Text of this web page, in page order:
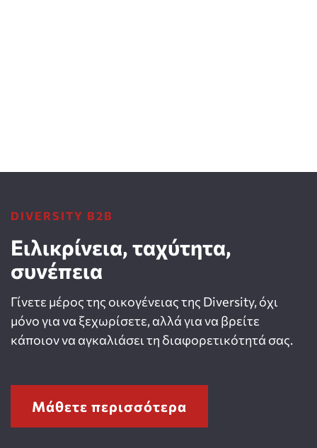
DIVERSITY B2B
Ειλικρίνεια, ταχύτητα,
συνέπεια
Γίνετε μέρος της οικογένειας της Diversity, όχι
μόνο για να ξεχωρίσετε, αλλά για να βρείτε
κάποιον να αγκαλιάσει τη διαφορετικότητά σας.
Μάθετε περισσότερα